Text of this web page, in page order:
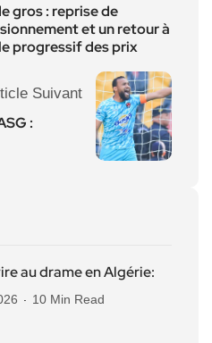
gros : reprise de
et un retour à
progressif des prix
Suivant
:
au drame en Algérie:
10 Min Read